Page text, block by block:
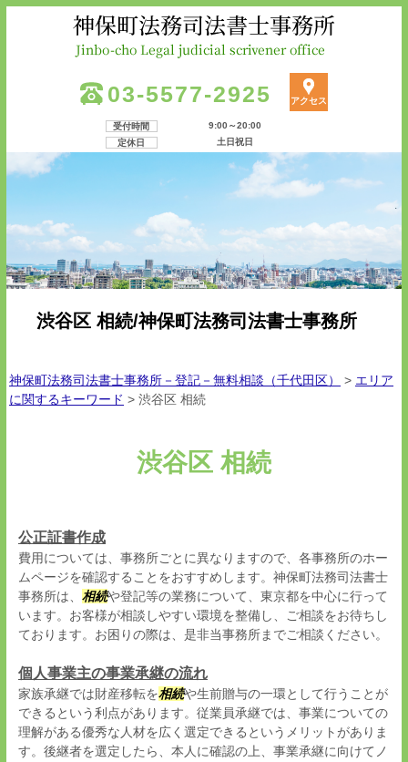
03-5577-2925 アクセス
受付時間
9:00～20:00
定休日
土日祝日
渋谷区 相続/神保町法務司法書士事務所
神保町法務司法書士事務所－登記－無料相談（千代田区） > エリア
に関するキーワード > 渋谷区 相続
渋谷区 相続
公正証書作成
費用については、事務所ごとに異なりますので、各事務所のホー
ムページを確認することをおすすめします。神保町法務司法書士
事務所は、 相続や登記等の業務について、東京都を中心に行って
います。お客様が相談しやすい環境を整備し、ご相談をお待ちし
ております。お困りの際は、是非当事務所までご相談ください。
個人事業主の事業承継の流れ
家族承継では財産移転を相続や生前贈与の一環として行うことが
できるという利点があります。従業員承継では、事業についての
理解がある優秀な人材を広く選定できるというメリットがありま
す。後継者を選定したら、本人に確認の上、事業承継に向けてノ